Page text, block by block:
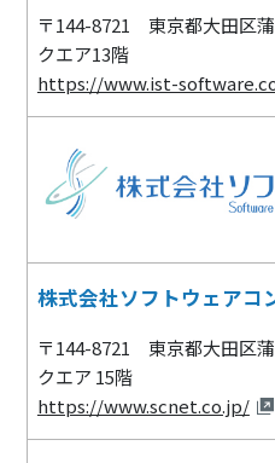
〒144-8721 東京都大田区
クエア13階
https://www.ist-
株式会社ソフトウェアコ
〒144-8721 東京都大田区
クエア 15階
https://www.scnet.co.jp/